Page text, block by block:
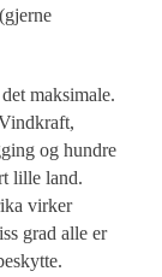
maksimale.
og hundre
lille land.
virker
grad alle er